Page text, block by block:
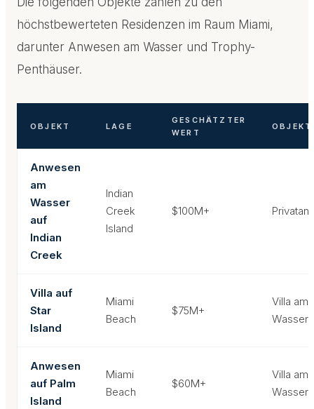
höchstbewerteten Residenzen im Raum Miami,
darunter Anwesen am Wasser und Trophy-
Penthäuser.
OBJEKT LAGE
GESCHÄTZTER
WERT
Anwesen
am
Wasser
auf
Indian
Creek
Indian
Creek
Island
$100M+
Villa auf
Star
Island
Miami
Beach
$75M+
Villa am
Wasser
Anwesen
auf Palm
Island
Miami
Beach
$60M+
Villa am
Wasser